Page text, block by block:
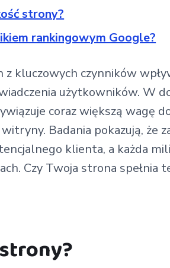
strony?
rankingowym Google?
kluczowych czynników
użytkowników. W
coraz większą wagę
Badania pokazują, że
klienta, a każda
Czy Twoja strona spełnia